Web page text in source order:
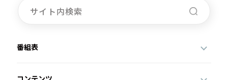
番組表